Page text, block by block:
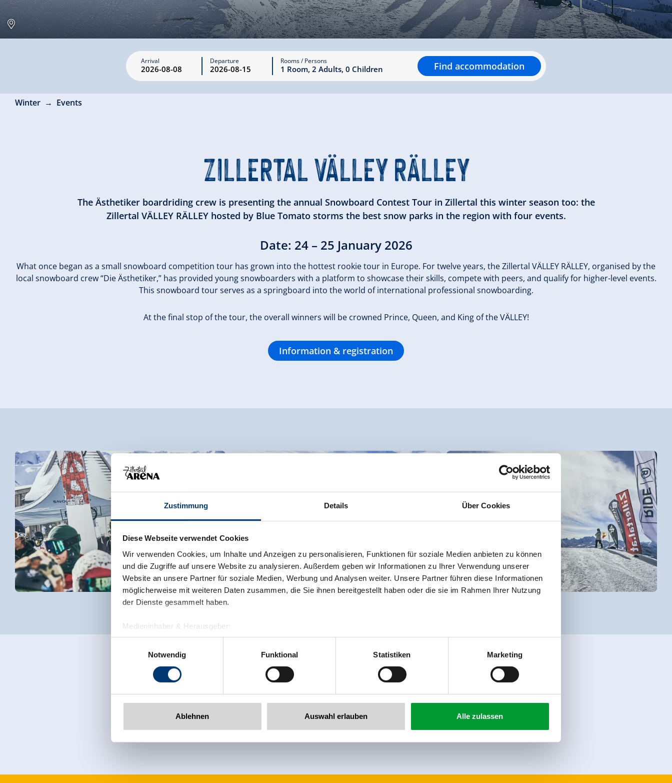
Zustimmung Details Über Cookies
Diese Webseite verwendet Cookies
Wir verwenden Cookies, um Inhalte und Anzeigen zu personalisieren, Funktionen für soziale Medien anbieten zu können
und die Zugriffe auf unsere Website zu analysieren. Außerdem geben wir Informationen zu Ihrer Verwendung unserer
Website an unsere Partner für soziale Medien, Werbung und Analysen weiter. Unsere Partner führen diese Informationen
möglicherweise mit weiteren Daten zusammen, die Sie ihnen bereitgestellt haben oder die sie im Rahmen Ihrer Nutzung
der Dienste gesammelt haben.
Medieninhaber & Herausgeber:
Zeller Bergbahnen Zillertal GmbH & Co KG
Rohr 23// A-6280 Zell am Ziller
www.zillertalarena.com
Notwendig
Funktional Statistiken Marketing
Ablehnen Auswahl erlauben Alle zulassen
Arrival Departure Rooms / Persons
1 Room, 2 Adults, 0 Children Find accommodation
Winter Events
ZILLERTAL VÄLLEY RÄLLEY
The Ästhetiker boardriding crew is presenting the annual Snowboard Contest Tour in Zillertal this winter season too: the
Zillertal VÄLLEY RÄLLEY hosted by Blue Tomato storms the best snow parks in the region with four events.
Date: 24 – 25 January 2026
What once began as a small snowboard competition tour has grown into the hottest rookie tour in Europe. For twelve years, the Zillertal VÄLLEY RÄLLEY, organised by the
local snowboard crew “Die Ästhetiker,” has provided young snowboarders with a platform to showcase their skills, compete with peers, and qualify for higher-level events.
This snowboard tour serves as a springboard into the world of international professional snowboarding.
At the final stop of the tour, the overall winners will be crowned Prince, Queen, and King of the VÄLLEY!
Information & registration
Sign up for the newsletter now! register